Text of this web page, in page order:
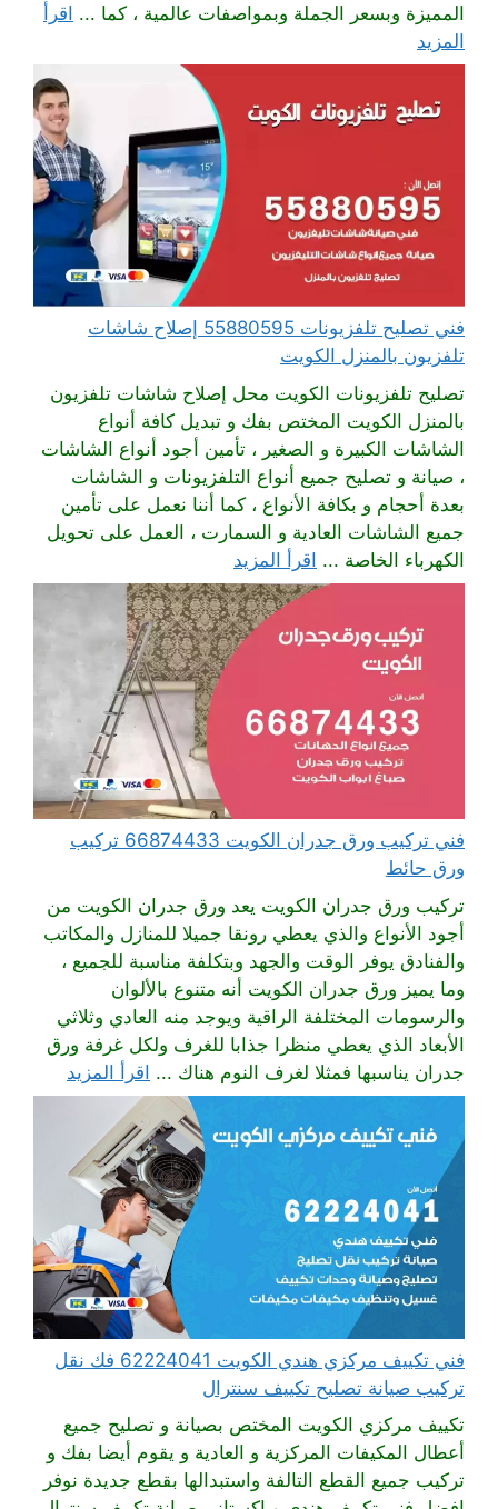
المميزة وبسعر الجملة وبمواصفات عالمية ، كما ... اقرأ
المزيد
فني تصليح تلفزيونات 55880595 إصلاح شاشات
تلفزيون بالمنزل الكويت
تصليح تلفزيونات الكويت محل إصلاح شاشات تلفزيون
بالمنزل الكويت المختص بفك و تبديل كافة أنواع
الشاشات الكبيرة و الصغير ، تأمين أجود أنواع الشاشات
، صيانة و تصليح جميع أنواع التلفزيونات و الشاشات
بعدة أحجام و بكافة الأنواع ، كما أننا نعمل على تأمين
جميع الشاشات العادية و السمارت ، العمل على تحويل
الكهرباء الخاصة ... اقرأ المزيد
فني تركيب ورق جدران الكويت 66874433 تركيب
ورق حائط
تركيب ورق جدران الكويت يعد ورق جدران الكويت من
أجود الأنواع والذي يعطي رونقا جميلا للمنازل والمكاتب
والفنادق يوفر الوقت والجهد وبتكلفة مناسبة للجميع ،
وما يميز ورق جدران الكويت أنه متنوع بالألوان
والرسومات المختلفة الراقية ويوجد منه العادي وثلاثي
الأبعاد الذي يعطي منظرا جذابا للغرف ولكل غرفة ورق
جدران يناسبها فمثلا لغرف النوم هناك ... اقرأ المزيد
فني تكييف مركزي هندي الكويت 62224041 فك نقل
تركيب صيانة تصليح تكييف سنترال
تكييف مركزي الكويت المختص بصيانة و تصليح جميع
أعطال المكيفات المركزية و العادية و يقوم أيضا بفك و
تركيب جميع القطع التالفة واستبدالها بقطع جديدة نوفر